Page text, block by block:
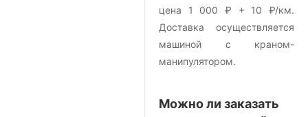
цена 1 000 ₽ + 10 ₽/км.
Доставка осуществляется
машиной с краном-
манипулятором.
Можно ли заказать